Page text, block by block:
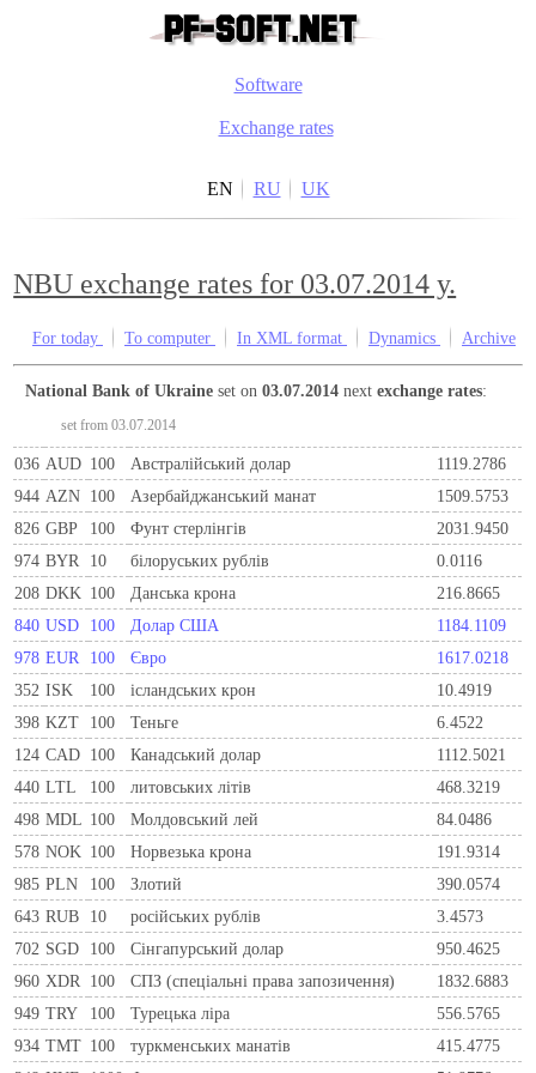
Software
Exchange rates
EN RU UK
NBU exchange rates for 03.07.2014 y.
For today To computer In XML format Dynamics Archive
National Bank of Ukraine set on03.07.2014 nextexchange rates:
set from 03.07.2014
036 AUD 100 Австралійський долар
1119.2786
944 AZN 100 Азербайджанський манат
1509.5753
826 GBP 100 Фунт стерлінгів
2031.9450
974 BYR 10 білоруських рублів
0.0116
208 DKK 100 Данська крона
216.8665
840 USD 100 Долар США
1184.1109
978 EUR 100 Євро
1617.0218
352 ISK 100 ісландських крон
10.4919
398 KZT 100 Теньге
6.4522
124 CAD 100 Канадський долар
1112.5021
440 LTL 100 литовських літів
468.3219
498 MDL 100 Молдовський лей
84.0486
578 NOK 100 Норвезька крона
191.9314
985 PLN 100 Злотий
390.0574
643 RUB 10 російських рублів
3.4573
702 SGD 100 Сінгапурський долар
950.4625
960 XDR 100 СПЗ (спеціальні права запозичення)
1832.6883
949 TRY 100 Турецька ліра
556.5765
934 TMT 100 туркменських манатів
415.4775